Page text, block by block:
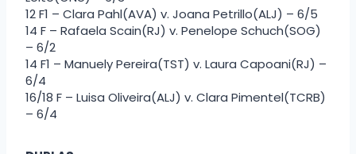
12 F1 – Clara Pahl(AVA) v. Joana Petrillo(ALJ) – 6/5
14 F – Rafaela Scain(RJ) v. Penelope Schuch(SOG)
– 6/2
14 F1 – Manuely Pereira(TST) v. Laura Capoani(RJ) –
6/4
16/18 F – Luisa Oliveira(ALJ) v. Clara Pimentel(TCRB)
– 6/4